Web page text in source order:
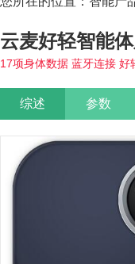
云麦好轻智能
17项身体数据 蓝牙连接 好
综述 参数